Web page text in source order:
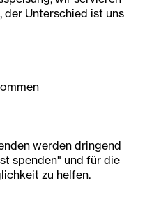
der Unterschied ist uns
werden dringend
spenden" und für die
zu helfen.